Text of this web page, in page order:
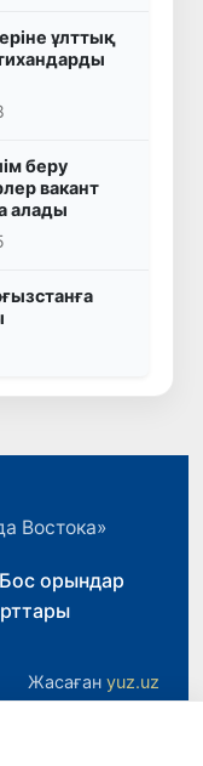
ұлттық
беру
вакант
алады
Востока»
Бос орындар
Жасаған yuz.uz